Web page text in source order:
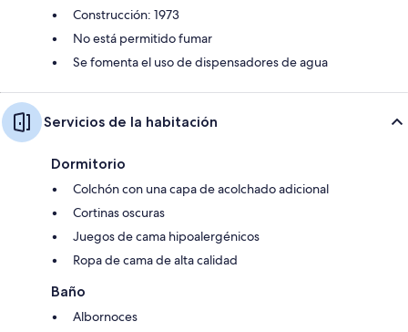
Construcción: 1973
No está permitido fumar
Se fomenta el uso de dispensadores de agua
Servicios de la habitación
Dormitorio
Colchón con una capa de acolchado adicional
Cortinas oscuras
Juegos de cama hipoalergénicos
Ropa de cama de alta calidad
Baño
Albornoces